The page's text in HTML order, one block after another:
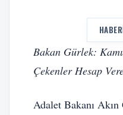
Bakan Gürlek:
Çekenler Hesap
Adalet Bakanı